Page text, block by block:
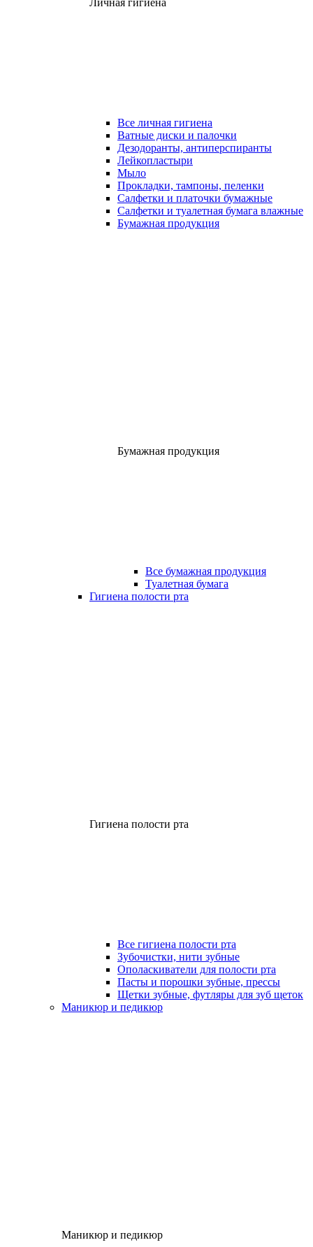
Личная гигиена
Все личная гигиена
Ватные диски и палочки
Дезодоранты, антиперспиранты
Лейкопластыри
Мыло
Прокладки, тампоны, пеленки
Салфетки и платочки бумажные
Салфетки и туалетная бумага влажные
Бумажная продукция
Бумажная продукция
Все бумажная продукция
Туалетная бумага
Гигиена полости рта
Гигиена полости рта
Все гигиена полости рта
Зубочистки, нити зубные
Ополаскиватели для полости рта
Пасты и порошки зубные, прессы
Щетки зубные, футляры для зуб щеток
Маникюр и педикюр
Маникюр и педикюр